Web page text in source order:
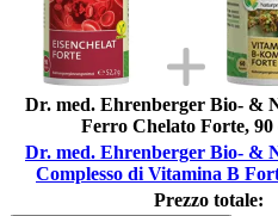
Dr. med. Ehrenberger Bio- &
Ferro Chelato Forte, 90
Dr. med. Ehrenberger Bio- &
Complesso di Vitamina B
Prezzo totale: